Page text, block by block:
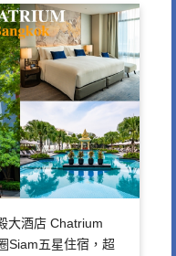
大酒店 Chatrium
Siam五星住宿，超